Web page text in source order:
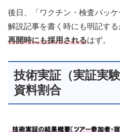
後日、「ワクチン・検査パッ
解説記事を書く時にも明記す
再開時にも採用されるはず。
技術実証（実証実
資料割合